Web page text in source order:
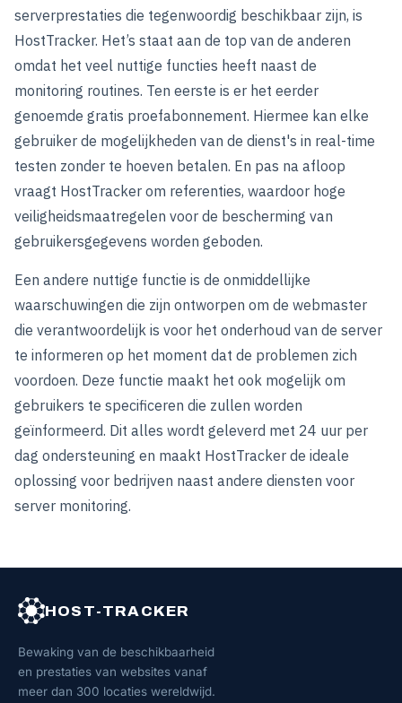
serverprestaties die tegenwoordig beschikbaar zijn, is
HostTracker. Het’s staat aan de top van de anderen
omdat het veel nuttige functies heeft naast de
monitoring routines. Ten eerste is er het eerder
genoemde gratis proefabonnement. Hiermee kan elke
gebruiker de mogelijkheden van de dienst's in real-time
testen zonder te hoeven betalen. En pas na afloop
vraagt HostTracker om referenties, waardoor hoge
veiligheidsmaatregelen voor de bescherming van
gebruikersgegevens worden geboden.
Een andere nuttige functie is de onmiddellijke
waarschuwingen die zijn ontworpen om de webmaster
die verantwoordelijk is voor het onderhoud van de server
te informeren op het moment dat de problemen zich
voordoen. Deze functie maakt het ook mogelijk om
gebruikers te specificeren die zullen worden
geïnformeerd. Dit alles wordt geleverd met 24 uur per
dag ondersteuning en maakt HostTracker de ideale
oplossing voor bedrijven naast andere diensten voor
server monitoring.
HOST-TRACKER
Bewaking van de beschikbaarheid
en prestaties van websites vanaf
meer dan 300 locaties wereldwijd.